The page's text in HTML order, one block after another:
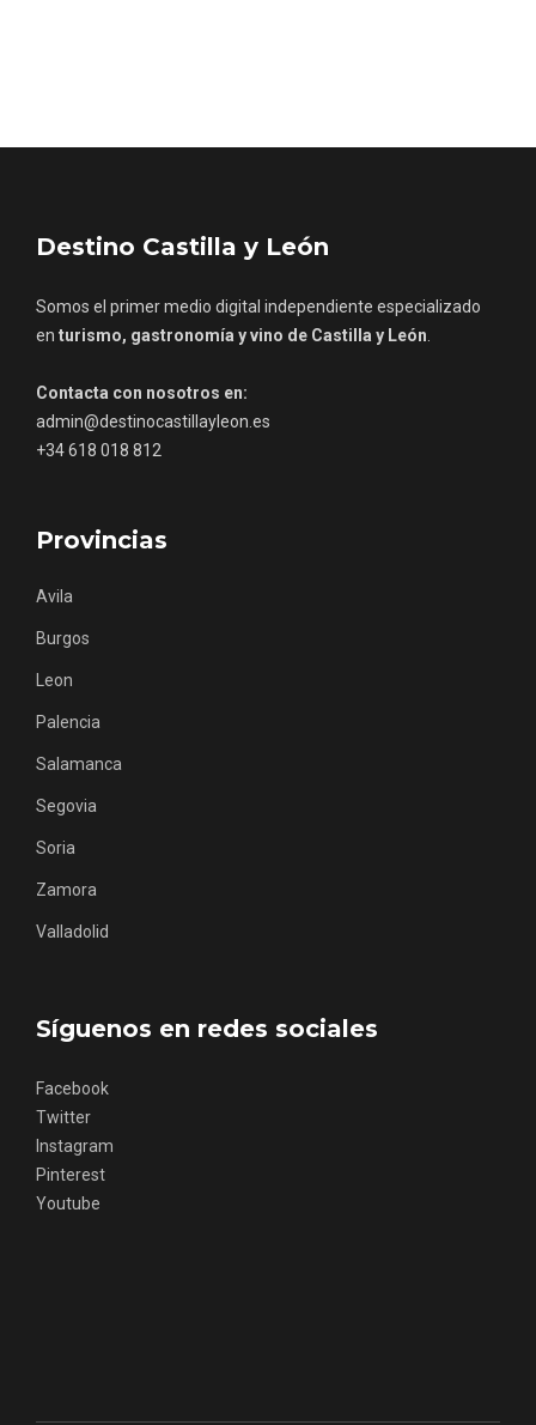
Destino Castilla y León
Somos el primer medio digital independiente especializado
en turismo, gastronomía y vino de Castilla y León
Contacta con nosotros en:
admin@destinocastillayleon.es
+34 618 018 812
Provincias
Avila
Burgos
Leon
Palencia
Salamanca
Segovia
Soria
Zamora
Valladolid
Síguenos en redes sociales
Facebook
Twitter
Instagram
Pinterest
Youtube
En marzo, vuelve la mejor gastronomía
de la Trufa Negra de Soria